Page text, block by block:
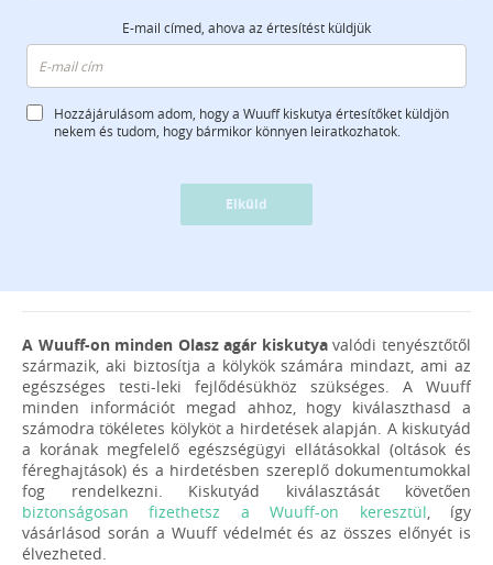
E-mail címed, ahova az értesítést küldjük
Hozzájárulásom adom, hogy a Wuuff kiskutya értesítőket küldjön
nekem és tudom, hogy bármikor könnyen leiratkozhatok.
Elküld
A Wuuff-on minden Olasz agár kiskutyavalódi tenyésztőtől
származik, aki biztosítja a kölykök számára mindazt, ami az
egészséges testi-leki fejlődésükhöz szükséges. A Wuuff
minden információt megad ahhoz, hogy kiválaszthasd a
számodra tökéletes kölyköt a hirdetések alapján. A kiskutyád
a korának megfelelő egészségügyi ellátásokkal (oltások és
féreghajtások) és a hirdetésben szereplő dokumentumokkal
fog rendelkezni. Kiskutyád kiválasztását követően
biztonságosan fizethetsz a Wuuff-on keresztül , így
vásárlásod során a Wuuff védelmét és az összes előnyét is
élvezheted.